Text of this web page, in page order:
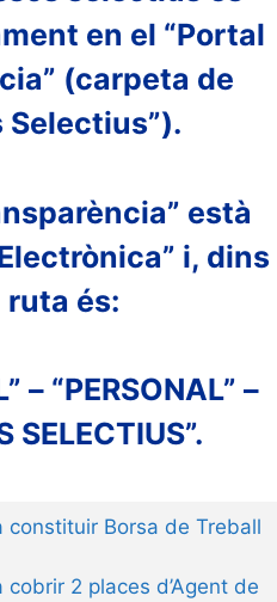
en el “Portal
(carpeta de
Selectius”).
està
i, dins
ruta és:
– “PERSONAL” –
SELECTIUS”.
constituir Borsa de Treball
2 places d’Agent de